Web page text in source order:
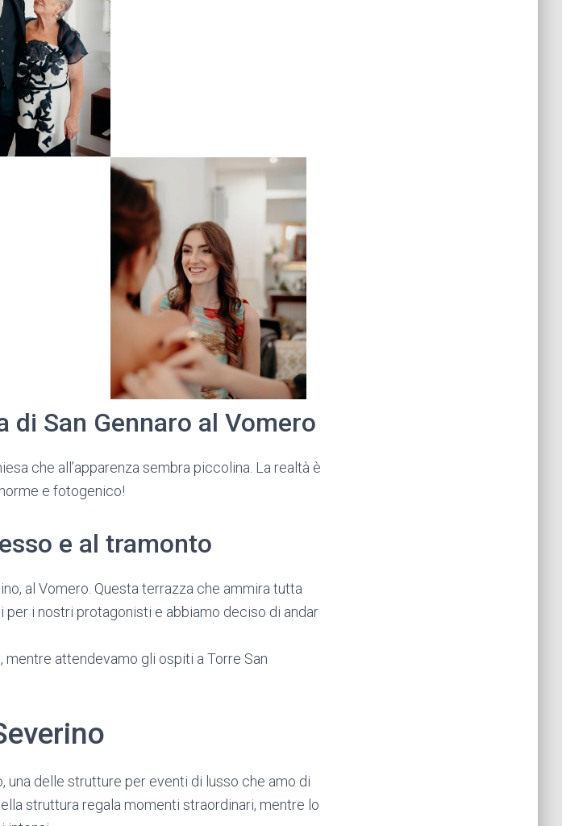
di San Gennaro al Vomero
che all’apparenza sembra piccolina. La realtà è
e fotogenico!
e al tramonto
al Vomero. Questa terrazza che ammira tutta
i nostri protagonisti e abbiamo deciso di andar
mentre attendevamo gli ospiti a Torre San
una delle strutture per eventi di lusso che amo di
struttura regala momenti straordinari, mentre lo